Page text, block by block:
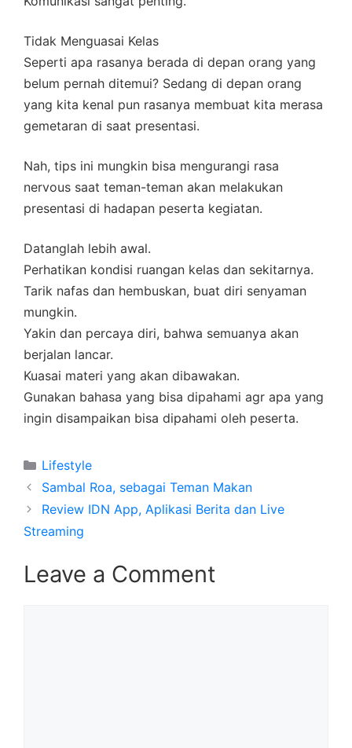
Tidak Menguasai Kelas
Seperti apa rasanya berada di depan orang yang
belum pernah ditemui? Sedang di depan orang
yang kita kenal pun rasanya membuat kita merasa
gemetaran di saat presentasi.
Nah, tips ini mungkin bisa mengurangi rasa
nervous saat teman-teman akan melakukan
presentasi di hadapan peserta kegiatan.
Datanglah lebih awal.
Perhatikan kondisi ruangan kelas dan sekitarnya.
Tarik nafas dan hembuskan, buat diri senyaman
mungkin.
Yakin dan percaya diri, bahwa semuanya akan
berjalan lancar.
Kuasai materi yang akan dibawakan.
Gunakan bahasa yang bisa dipahami agr apa yang
ingin disampaikan bisa dipahami oleh peserta.
Categories
Lifestyle
Sambal Roa, sebagai Teman Makan
Review IDN App, Aplikasi Berita dan Live
Streaming
Leave a Comment